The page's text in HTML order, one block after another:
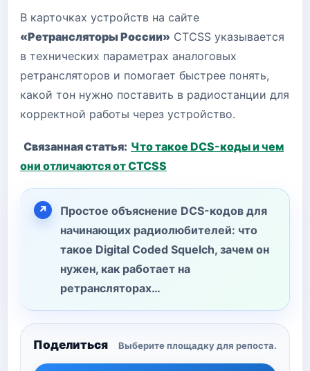
В карточках устройств на сайте
«Ретрансляторы России» CTCSS указывается
в технических параметрах аналоговых
ретрансляторов и помогает быстрее понять,
какой тон нужно поставить в радиостанции для
корректной работы через устройство.
Связанная статья: Что такое DCS-коды и чем
они отличаются от CTCSS
Простое объяснение DCS-кодов для
начинающих радиолюбителей: что
такое Digital Coded Squelch, зачем он
нужен, как работает на
ретрансляторах…
Поделиться Выберите площадку для репоста.